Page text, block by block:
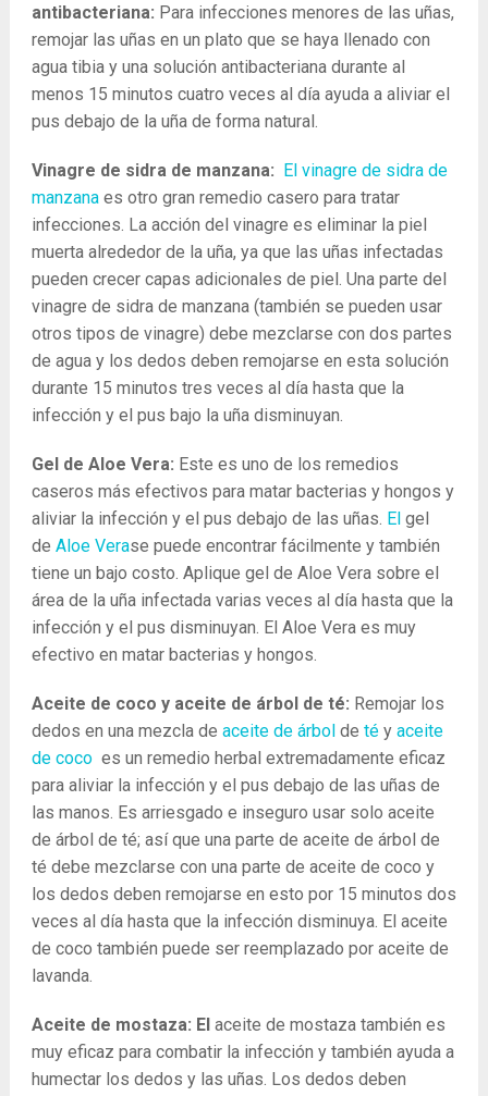
antibacteriana: Para infecciones menores de las uñas,
remojar las uñas en un plato que se haya llenado con
agua tibia y una solución antibacteriana durante al
menos 15 minutos cuatro veces al día ayuda a aliviar el
pus debajo de la uña de forma natural.
Vinagre de sidra de manzana: El vinagre de sidra de
manzanaes otro gran remedio casero para tratar
infecciones. La acción del vinagre es eliminar la piel
muerta alrededor de la uña, ya que las uñas infectadas
pueden crecer capas adicionales de piel. Una parte del
vinagre de sidra de manzana (también se pueden usar
otros tipos de vinagre) debe mezclarse con dos partes
de agua y los dedos deben remojarse en esta solución
durante 15 minutos tres veces al día hasta que la
infección y el pus bajo la uña disminuyan.
Gel de Aloe Vera: Este es uno de los remedios
caseros más efectivos para matar bacterias y hongos y
aliviar la infección y el pus debajo de las uñas. Elgel
de Aloe Verase puede encontrar fácilmente y también
tiene un bajo costo. Aplique gel de Aloe Vera sobre el
área de la uña infectada varias veces al día hasta que la
infección y el pus disminuyan. El Aloe Vera es muy
efectivo en matar bacterias y hongos.
Aceite de coco y aceite de árbol de té: Remojar los
dedos en una mezcla de aceite de árbolde téy aceite
de cocoes un remedio herbal extremadamente eficaz
para aliviar la infección y el pus debajo de las uñas de
las manos. Es arriesgado e inseguro usar solo aceite
de árbol de té; así que una parte de aceite de árbol de
té debe mezclarse con una parte de aceite de coco y
los dedos deben remojarse en esto por 15 minutos dos
veces al día hasta que la infección disminuya. El aceite
de coco también puede ser reemplazado por aceite de
lavanda.
Aceite de mostaza: Elaceite de mostaza también es
muy eficaz para combatir la infección y también ayuda a
humectar los dedos y las uñas. Los dedos deben